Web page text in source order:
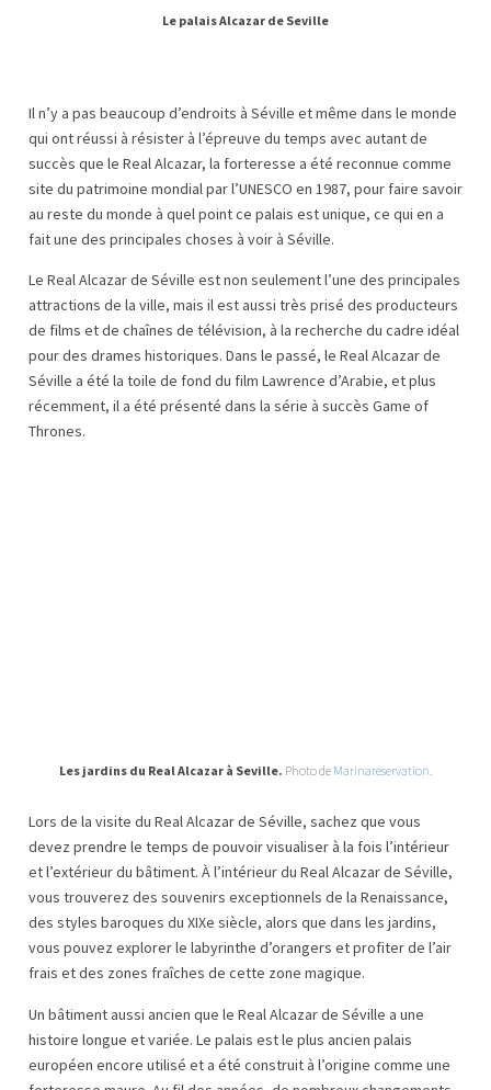
Le palais Alcazar de Seville
Il n’y a pas beaucoup d’endroits à Séville et même dans le monde
qui ont réussi à résister à l’épreuve du temps avec autant de
succès que le Real Alcazar, la forteresse a été reconnue comme
site du patrimoine mondial par l’UNESCO en 1987, pour faire savoir
au reste du monde à quel point ce palais est unique, ce qui en a
fait une des principales choses à voir à Séville.
Le Real Alcazar de Séville est non seulement l’une des principales
attractions de la ville, mais il est aussi très prisé des producteurs
de films et de chaînes de télévision, à la recherche du cadre idéal
pour des drames historiques. Dans le passé, le Real Alcazar de
Séville a été la toile de fond du film Lawrence d’Arabie, et plus
récemment, il a été présenté dans la série à succès Game of
Thrones.
Les jardins du Real Alcazar à Seville. Photo de Marinareservation
Lors de la visite du Real Alcazar de Séville, sachez que vous
devez prendre le temps de pouvoir visualiser à la fois l’intérieur
et l’extérieur du bâtiment. À l’intérieur du Real Alcazar de Séville,
vous trouverez des souvenirs exceptionnels de la Renaissance,
des styles baroques du XIXe siècle, alors que dans les jardins,
vous pouvez explorer le labyrinthe d’orangers et profiter de l’air
frais et des zones fraîches de cette zone magique.
Un bâtiment aussi ancien que le Real Alcazar de Séville a une
histoire longue et variée. Le palais est le plus ancien palais
européen encore utilisé et a été construit à l’origine comme une